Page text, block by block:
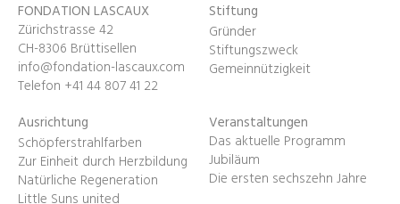
FONDATION LASCAUX
Zürichstrasse 42
CH-8306 Brüttisellen
info@fondation-lascaux.com
Telefon +41 44 807 41 22
Stiftung
Gründer
Stiftungszweck
Gemeinnützigkeit
Ausrichtung
Schöpferstrahlfarben
Zur Einheit durch Herzbildung
Natürliche Regeneration
Little Suns united
Veranstaltungen
Das aktuelle Programm
Jubiläum
Die ersten sechszehn Jahre